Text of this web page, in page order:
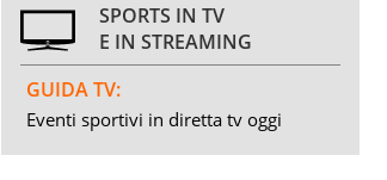
SPORTS IN TV
E IN STREAMING
GUIDA TV:
Eventi sportivi in diretta tv oggi